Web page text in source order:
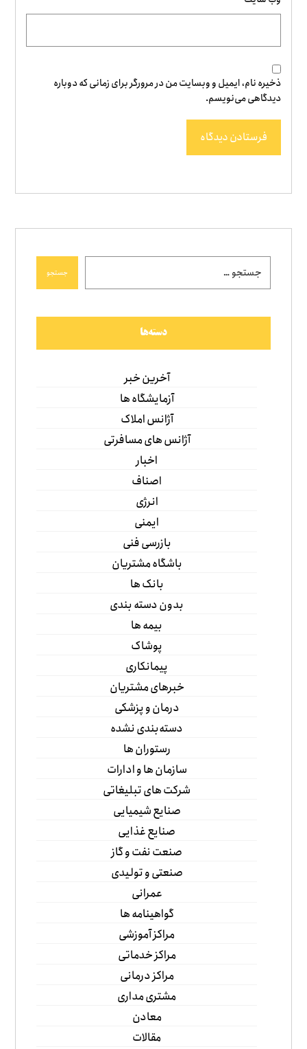
ذخیره نام، ایمیل و وبسایت من در مرورگر برای زمانی که دوباره
دیدگاهی می‌نویسم.
فرستادن دیدگاه
جستجو
دسته‌ها
آخرین خبر
آزمایشگاه ها
آژانس املاک
آژانس های مسافرتی
اخبار
اصناف
انرژی
ایمنی
بازرسی فنی
باشگاه مشتریان
بانک ها
بدون دسته بندی
بیمه ها
پوشاک
پیمانکاری
خبرهای مشتریان
درمان و پزشکی
دسته‌بندی نشده
رستوران ها
سازمان ها و ادارات
شرکت های تبلیغاتی
صنایع شیمیایی
صنایع غذایی
صنعت نفت و گاز
صنعتی و تولیدی
عمرانی
گواهینامه ها
مراکز آموزشی
مراکز خدماتی
مراکز درمانی
مشتری مداری
معادن
مقالات